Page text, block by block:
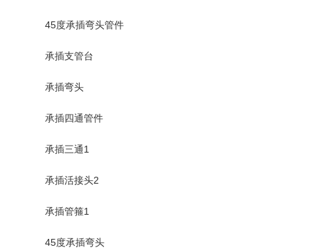
45度承插弯头管件
承插支管台
承插弯头
承插四通管件
承插三通1
承插活接头2
承插管箍1
45度承插弯头